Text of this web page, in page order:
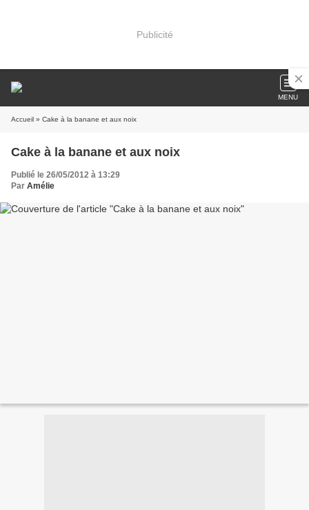
Publicité
MENU
Accueil » Cake à la banane et aux noix
Cake à la banane et aux noix
Publié le 26/05/2012 à 13:29
Par Amélie